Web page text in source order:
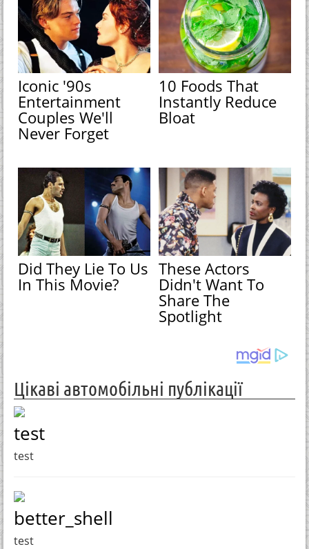
Iconic '90s
Entertainment
Couples We'll
Never Forget
10 Foods That
Instantly Reduce
Bloat
Did They Lie To Us
In This Movie?
These Actors
Didn't Want To
Share The
Spotlight
Цікаві автомобільні публікації
test
test
better_shell
test